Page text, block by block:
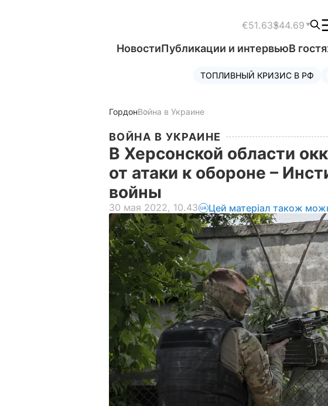
€51.63$44.69
НовостиПубликации и интервьюВ
ТОПЛИВНЫЙ КРИЗИС В РФ
ГордонВойна в Украине
ВОЙНА В УКРАИНЕ
В Херсонской области
от атаки к обороне –
войны
30 мая 2022, 10.43 Цей матеріал також